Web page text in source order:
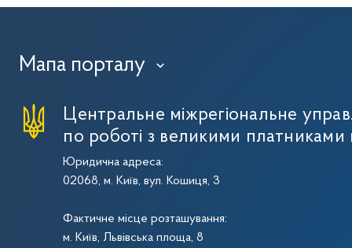
Мапа порталу ›
Центральне міжрегіональне
по роботі з великими платниками
Юридична адреса:
02068, м. Київ, вул. Кошиця, 3
Фактичне місце розташування:
м. Київ, Львівська площа, 8